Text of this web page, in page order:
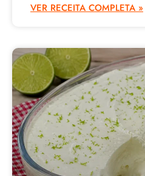
VER RECEITA COMPLETA »